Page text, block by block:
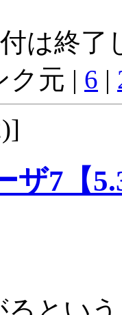
は終了
ク元 | 6 |
ザ7【